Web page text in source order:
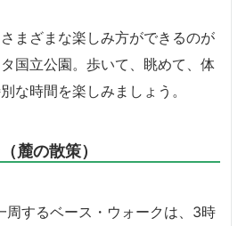
まざまな楽しみ方ができるのが
国立公園。歩いて、眺めて、体
な時間を楽しみましょう。
麓の散策）
周するベース・ウォークは、3時